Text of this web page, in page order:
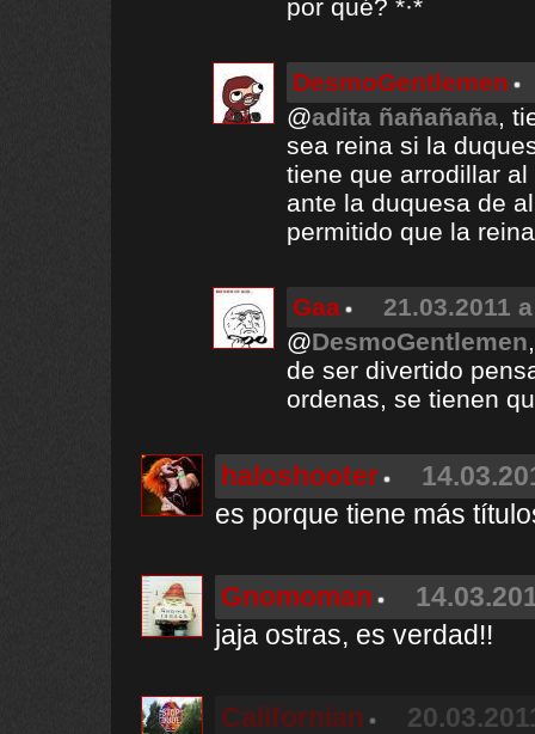
por qué? *·*
DesmoGentlemen
@adita ñañañaña,
sea reina si la
tiene que arrodillar
ante la duquesa de
permitido que la
Gaa
21.03.2011
@DesmoGentlemen
de ser divertido
ordenas, se tienen
haloshooter
es porque tiene más
Gnomoman
jaja ostras, es verdad!!
Californian